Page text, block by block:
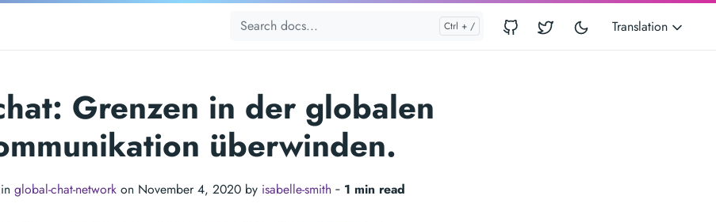
Translation
Grenzen in der globalen
überwinden.
global-chat-network on November 4, 2020 by isabelle-smith ‐ 1 min read